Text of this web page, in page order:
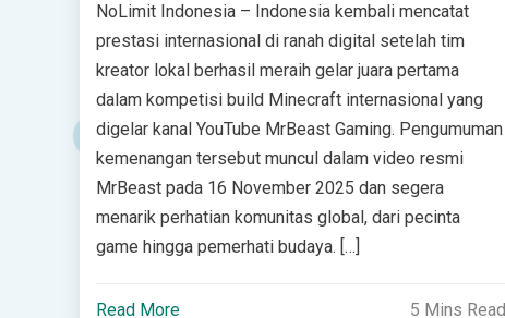
NoLimit Indonesia – Indonesia kembali mencatat
prestasi internasional di ranah digital setelah tim
kreator lokal berhasil meraih gelar juara pertama
dalam kompetisi build Minecraft internasional yang
digelar kanal YouTube MrBeast Gaming. Pengumuman
kemenangan tersebut muncul dalam video resmi
MrBeast pada 16 November 2025 dan segera
menarik perhatian komunitas global, dari pecinta
game hingga pemerhati budaya. […]
Read More 5 Mins Read